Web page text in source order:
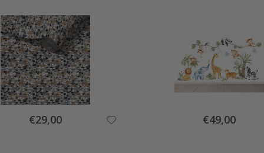
Special
Price
€29,00 Special
Price
€49,00